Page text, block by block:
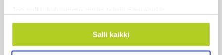
Kerätä tietoja maantieteellisestä sijainnistasi,
mahdollisesti muutaman metrin tarkkuudella
ominaispiirteitä aktiivisesti (sormenjäljen
Salli kaikki
natseille mitalin ja kohotti kätensä
Hitler-tervehdykseen – Miksi
Uutiset | 6.8.2026 21:31